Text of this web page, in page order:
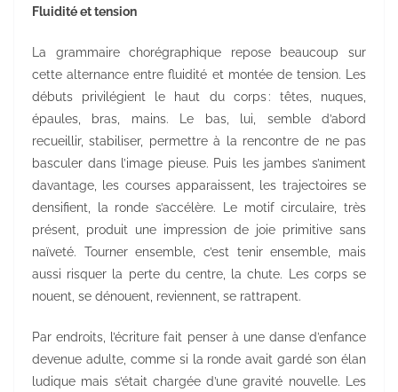
Fluidité et tension
La grammaire chorégraphique repose beaucoup sur
cette alternance entre fluidité et montée de tension. Les
débuts privilégient le haut du corps : têtes, nuques,
épaules, bras, mains. Le bas, lui, semble d’abord
recueillir, stabiliser, permettre à la rencontre de ne pas
basculer dans l’image pieuse. Puis les jambes s’animent
davantage, les courses apparaissent, les trajectoires se
densifient, la ronde s’accélère. Le motif circulaire, très
présent, produit une impression de joie primitive sans
naïveté. Tourner ensemble, c’est tenir ensemble, mais
aussi risquer la perte du centre, la chute. Les corps se
nouent, se dénouent, reviennent, se rattrapent.
Par endroits, l’écriture fait penser à une danse d’enfance
devenue adulte, comme si la ronde avait gardé son élan
ludique mais s’était chargée d’une gravité nouvelle. Les